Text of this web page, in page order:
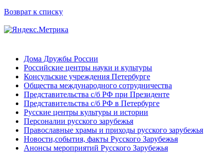
Возврат к списку
Дома Дружбы России
Российские центры науки и культуры
Консульские учреждения Петербурге
Общества международного сотрудничества
Представительства с/б РФ при Президенте
Представительства с/б РФ в Петербурге
Русские центры культуры и истории
Персоналии русского зарубежья
Православные храмы и приходы русского зарубежья
Новости,события, факты Русского Зарубежья
Анонсы мероприятий Русского Зарубежья